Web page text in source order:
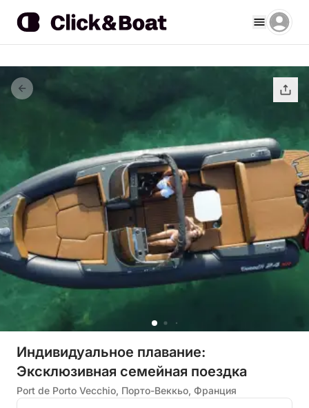
Индивидуальное плавание:
Эксклюзивная семейная поездка
Port de Porto Vecchio, Порто-Веккьо, Франция